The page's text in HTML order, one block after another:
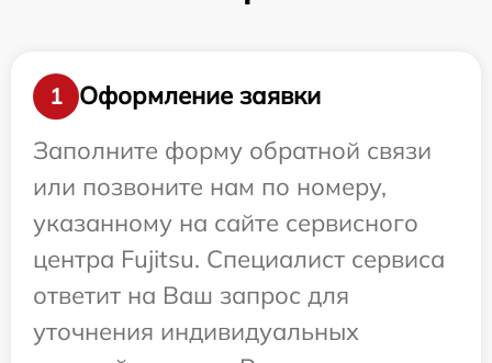
1
Оформление заявки
Заполните форму обратной связи
или позвоните нам по номеру,
указанному на сайте сервисного
центра Fujitsu. Специалист сервиса
ответит на Ваш запрос для
уточнения индивидуальных